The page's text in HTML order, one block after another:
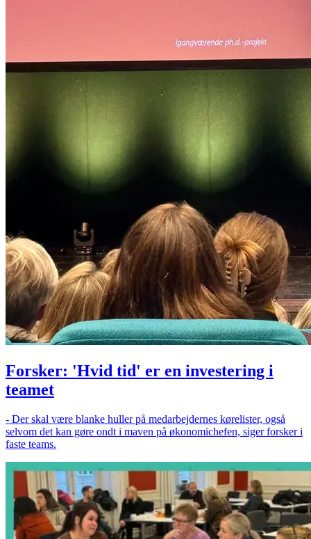
Forsker: 'Hvid tid' er en investering i
teamet
- Der skal være blanke huller på medarbejdernes kørelister, også
selvom det kan gøre ondt i maven på økonomichefen, siger forsker i
faste teams.